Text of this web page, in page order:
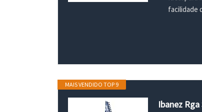
facilidade
MAIS VENDIDO TOP 9
Ibanez